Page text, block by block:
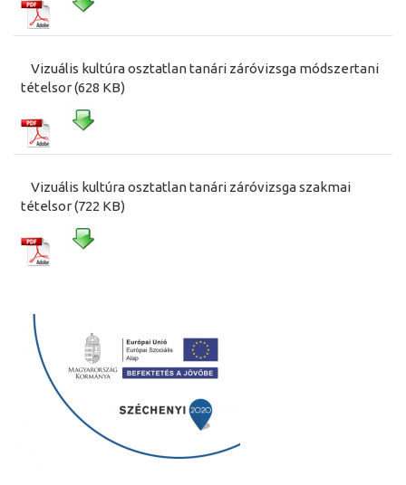
Vizuális kultúra osztatlan tanári záróvizsga módszertani
tételsor (628 KB)
Vizuális kultúra osztatlan tanári záróvizsga szakmai
tételsor (722 KB)